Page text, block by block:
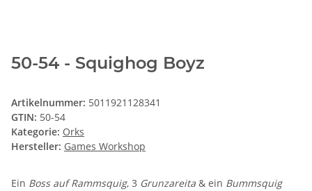
50-54 - Squighog Boyz
Artikelnummer: 5011921128341
GTIN: 50-54
Kategorie: Orks
Hersteller: Games Workshop
Ein Boss auf Rammsquig, 3 Grunzareita & ein Bummsquig